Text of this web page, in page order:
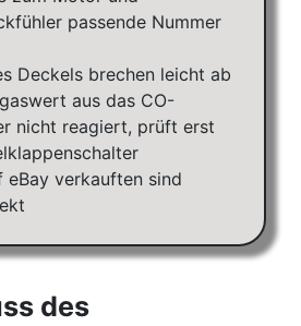
passende Nummer
Deckels brechen leicht ab
aus das CO-
nicht reagiert, prüft erst
eBay verkauften sind
des